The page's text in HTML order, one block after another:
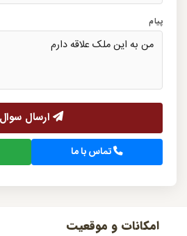
پیام
تماس با ما
امکانات و موقعیت